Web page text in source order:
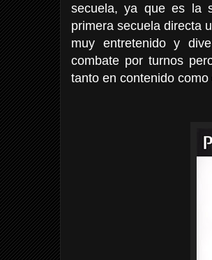
secuela, ya que es la
primera secuela directa
muy entretenido y
combate por turnos
tanto en contenido